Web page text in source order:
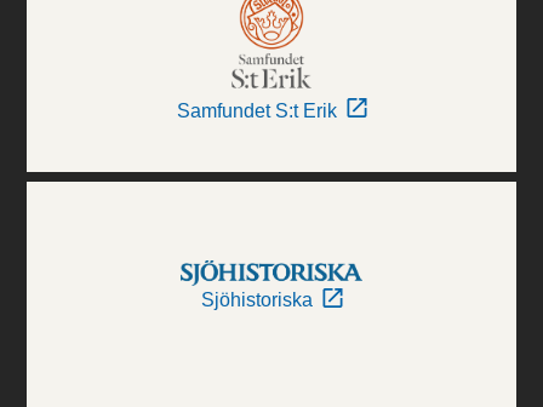
Samfundet S:t Erik
Sjöhistoriska